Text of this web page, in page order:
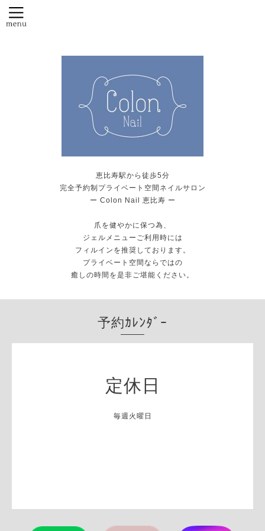
恵比寿駅から徒歩5分
完全予約制プライベート空間ネイルサロン
ー Colon Nail 恵比寿 ー
爪を健やかに保つ為、
ジェルメニューご利用時には
フィルインを推奨しております。
プライベート空間ならではの
癒しの時間を是非ご堪能ください。
予約ｶﾚﾝﾀﾞｰ
定休日
毎週火曜日